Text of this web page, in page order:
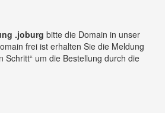
.joburg bitte die Domain in unser
frei ist erhalten Sie die Meldung
Schritt“ um die Bestellung durch die